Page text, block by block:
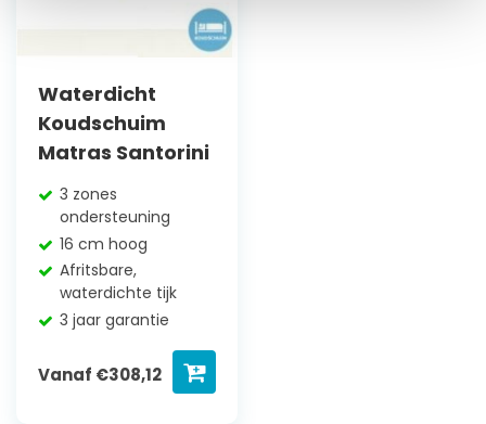
Waterdicht
Koudschuim
Matras Santorini
3 zones
ondersteuning
16 cm hoog
Afritsbare,
waterdichte tijk
3 jaar garantie
Vanaf €308,12